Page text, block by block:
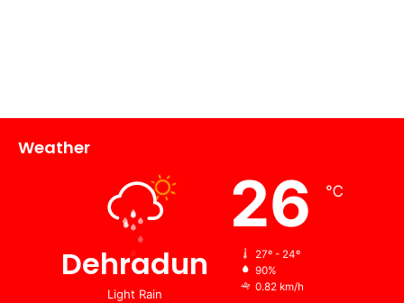
Weather
Dehradun
Light Rain
26 ℃
27º - 24º
90%
0.82 km/h